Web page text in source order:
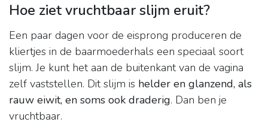
Hoe ziet vruchtbaar slijm eruit?
Een paar dagen voor de eisprong produceren de
kliertjes in de baarmoederhals een speciaal soort
slijm. Je kunt het aan de buitenkant van de vagina
zelf vaststellen. Dit slijm is helder en glanzend, als
rauw eiwit, en soms ook draderig. Dan ben je
vruchtbaar.